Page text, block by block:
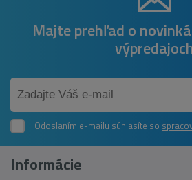
Majte prehľad o
Odoslaním e-mailu súhlasíte so
Informácie